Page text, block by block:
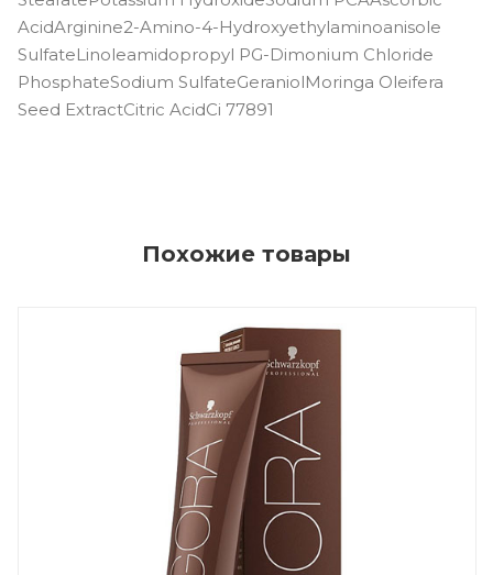
AcidArginine2-Amino-4-Hydroxyethylaminoanisole
SulfateLinoleamidopropyl PG-Dimonium Chloride
PhosphateSodium SulfateGeraniolMoringa Oleifera
Seed ExtractCitric AcidCi 77891
Похожие товары